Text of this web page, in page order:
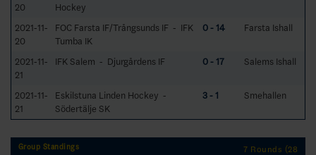
20
Hockey
2021-11-
20
FOC Farsta IF/Trångsunds IF - IFK
Tumba IK
0 - 14 Farsta Ishall
2021-11-
21
IFK Salem - Djurgårdens IF 0 - 17 Salems Ishall
2021-11-
21
Eskilstuna Linden Hockey -
Södertälje SK
3 - 1 Smehallen
Group Standings
7 Rounds (28